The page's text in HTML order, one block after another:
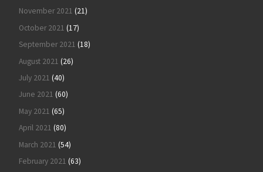
November 2021 (21)
October 2021 (17)
September 2021 (18)
August 2021 (26)
July 2021 (40)
June 2021 (60)
May 2021 (65)
April 2021 (80)
March 2021 (54)
February 2021 (63)